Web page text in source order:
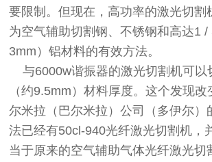
要限制。但现在，高功率的激光切割
为空气辅助切割钢、不锈钢和高达1 /
3mm）铝材料的有效方法。
与6000w谐振器的激光切割机可以
（约9.5mm）材料厚度。这个发现
尔米拉（巴尔米拉）公司（多伊尔）
法已经有50cl-940光纤激光切割机，
当于原来的空气辅助气体光纤激光切